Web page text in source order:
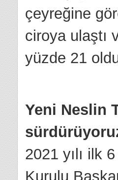
çeyreğine
ciroya ulaştı
yüzde 21
Yeni Neslin
2021 yılı ilk
Kurulu